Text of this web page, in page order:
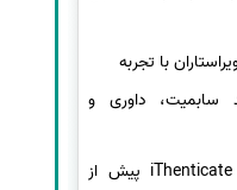
با تجربه
سابمیت، داوری و
ارائه گزارش Similarity با iThenticate پیش از